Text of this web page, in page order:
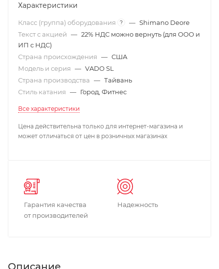
Характеристики
Класс (группа) оборудования ? — Shimano Deore
Текст с акцией — 22% НДС можно вернуть (для ООО и
ИП с НДС)
Страна происхождения — США
Модель и серия — VADO SL
Страна производства — Тайвань
Стиль катания — Город, Фитнес
Все характеристики
Цена действительна только для интернет-магазина и
может отличаться от цен в розничных магазинах
Гарантия качества
от производителей
Надежность
Описание